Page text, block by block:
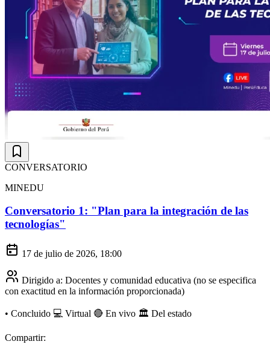
CONVERSATORIO
MINEDU
Conversatorio 1: "Plan para la integración de las
tecnologías"
17 de julio de 2026, 18:00
Dirigido a: Docentes y comunidad educativa (no se especifica
con exactitud en la información proporcionada)
• Concluido 💻 Virtual 🔴 En vivo 🏛️ Del estado
Compartir: